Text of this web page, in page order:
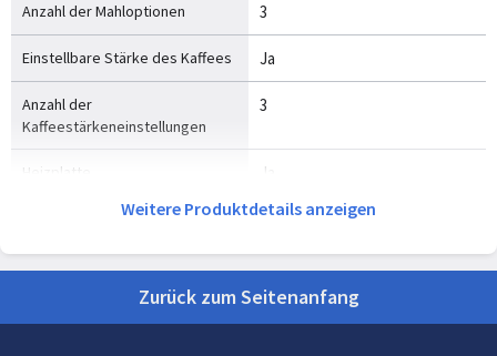
Anzahl der Mahloptionen 3
Einstellbare Stärke des Kaffees Ja
Anzahl der
Kaffeestärkeneinstellungen
3
Heizplatte Ja
Gehäusematerial Edelstahl
Weitere Produktdetails anzeigen
Zurück zum Seitenanfang